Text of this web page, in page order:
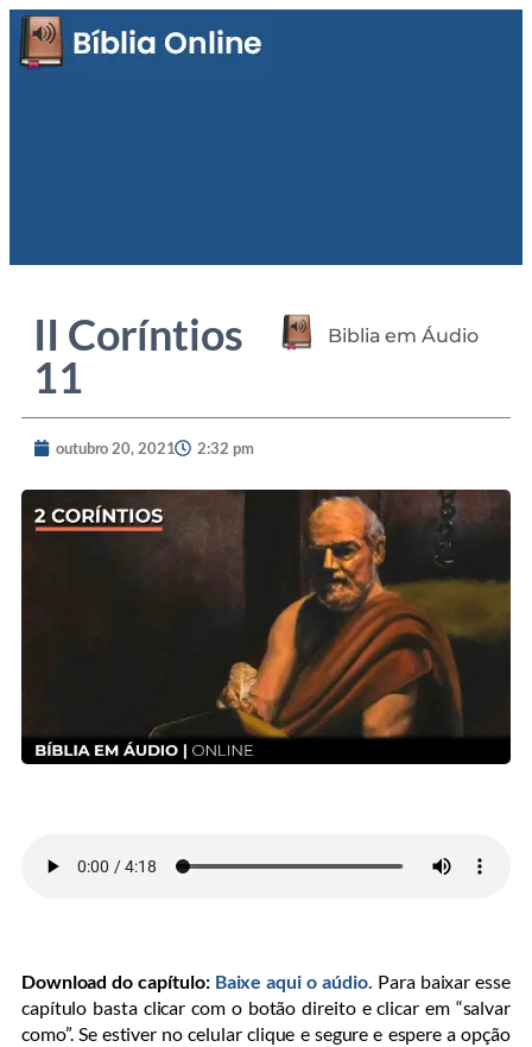
II Coríntios
11
Biblia em Áudio
outubro 20, 2021 2:32 pm
Download do capítulo: Baixe aqui o aúdio. Para baixar esse
capítulo basta clicar com o botão direito e clicar em “salvar
como”. Se estiver no celular clique e segure e espere a opção